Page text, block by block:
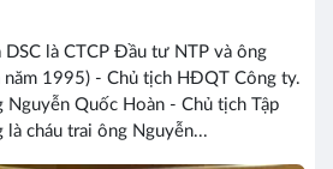
là CTCP Đầu tư NTP và ông
1995) - Chủ tịch HĐQT Công ty.
Nguyễn Quốc Hoàn - Chủ tịch Tập
là cháu trai ông Nguyễn...